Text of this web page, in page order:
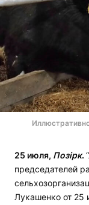
25 июля, Позірк.
председателей
Лукашенко от 25